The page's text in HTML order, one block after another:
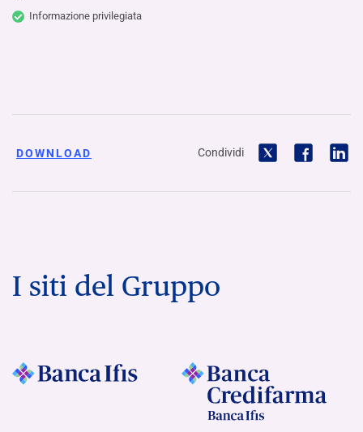
Informazione privilegiata
DOWNLOAD Condividi
I siti del Gruppo